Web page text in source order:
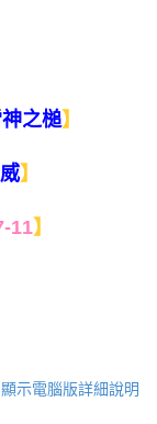
之槌】
】
11】
顯示電腦版詳細說明